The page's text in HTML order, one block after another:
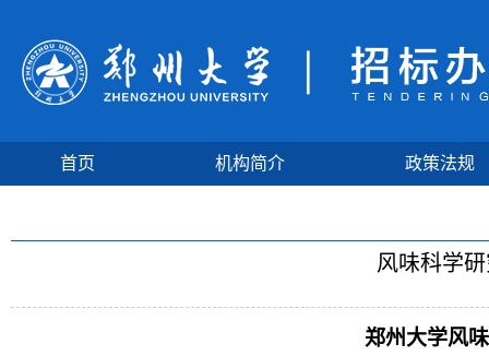
首页 机构简介 政策法规
风味科学
郑州大学风